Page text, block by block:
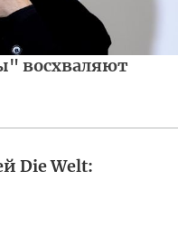
восхваляют
Die Welt: